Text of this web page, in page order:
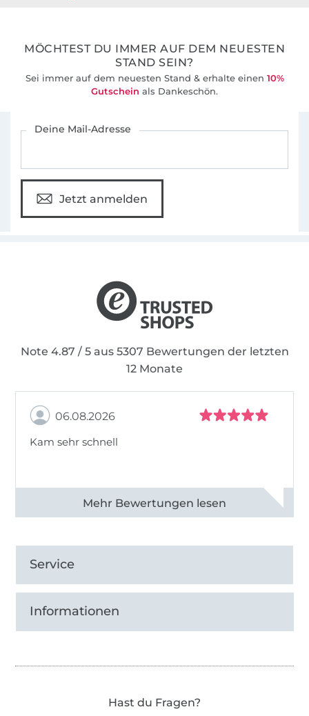
MÖCHTEST DU IMMER AUF DEM NEUESTEN
STAND SEIN?
Sei immer auf dem neuesten Stand & erhalte einen 10%
Gutschein als Dankeschön.
Deine Mail-Adresse
Jetzt anmelden
Note 4.87 / 5 aus 5307 Bewertungen der letzten
12 Monate
06.08.2026
Kam sehr schnell
Alle 82968 Bewertungen ansehen
Service
Informationen
Hast du Fragen?